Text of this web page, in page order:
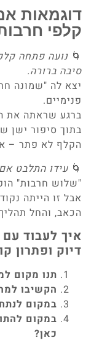
דוגמאות
קלפי
🌀 נועה פתחה
סיבה ברורה.
יצא לה "שמונה
פנימיים.
ברגע שראתה את
בתוך סיפור ישן
הקלף לא פתר –
🌀 עידו התלבט
"שלוש חרבות"
אבל זו הייתה
הכאב, והחל
איך לעבוד עם
דיוק ופתרון
תנו מקום
הקשיבו
במקום
במקום
כאן?